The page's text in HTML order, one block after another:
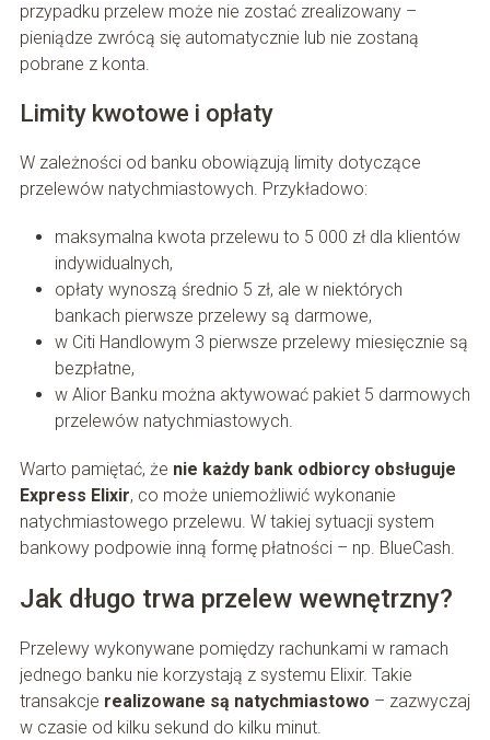
przypadku przelew może nie zostać zrealizowany –
pieniądze zwrócą się automatycznie lub nie zostaną
pobrane z konta.
Limity kwotowe i opłaty
W zależności od banku obowiązują limity dotyczące
przelewów natychmiastowych. Przykładowo:
maksymalna kwota przelewu to 5 000 zł dla klientów
indywidualnych,
opłaty wynoszą średnio 5 zł, ale w niektórych
bankach pierwsze przelewy są darmowe,
w Citi Handlowym 3 pierwsze przelewy miesięcznie są
bezpłatne,
w Alior Banku można aktywować pakiet 5 darmowych
przelewów natychmiastowych.
Warto pamiętać, że nie każdy bank odbiorcy obsługuje
Express Elixir, co może uniemożliwić wykonanie
natychmiastowego przelewu. W takiej sytuacji system
bankowy podpowie inną formę płatności – np. BlueCash.
Jak długo trwa przelew wewnętrzny?
Przelewy wykonywane pomiędzy rachunkami w ramach
jednego banku nie korzystają z systemu Elixir. Takie
transakcje realizowane są natychmiastowo – zazwyczaj
w czasie od kilku sekund do kilku minut.